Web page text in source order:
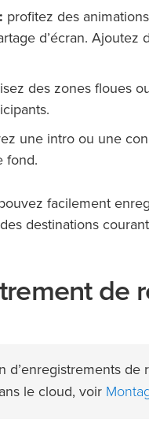
profitez des
d’écran. Ajoutez
des zones floues
une intro ou une
fond.
facilement
destinations
de
d’enregistrements
le cloud, voir